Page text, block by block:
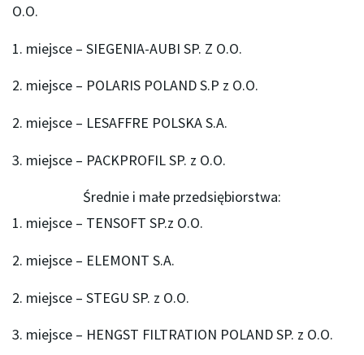
O.O.
1. miejsce – SIEGENIA-AUBI SP. Z O.O.
2. miejsce – POLARIS POLAND S.P z O.O.
2. miejsce – LESAFFRE POLSKA S.A.
3. miejsce – PACKPROFIL SP. z O.O.
Średnie i małe przedsiębiorstwa:
1. miejsce – TENSOFT SP.z O.O.
2. miejsce – ELEMONT S.A.
2. miejsce – STEGU SP. z O.O.
3. miejsce – HENGST FILTRATION POLAND SP. z O.O.